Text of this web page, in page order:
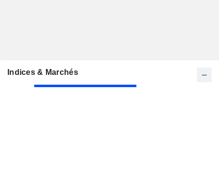
Indices & Marchés